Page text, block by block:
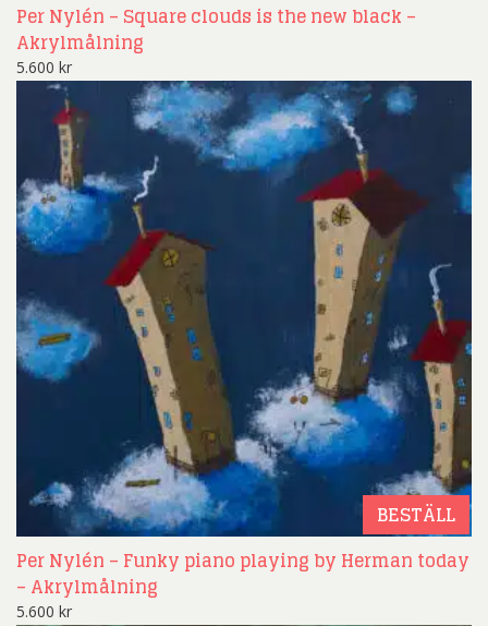
Per Nylén – Square clouds is the new black –
Akrylmålning
5.600 kr
BESTÄLL
Per Nylén – Funky piano playing by Herman today
– Akrylmålning
5.600 kr